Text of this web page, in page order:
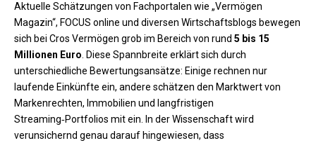
Aktuelle Schätzungen von Fachportalen wie „Vermögen
Magazin“, FOCUS online und diversen Wirtschaftsblogs bewegen
sich bei Cros Vermögen grob im Bereich von rund 5 bis 15
Millionen Euro . Diese Spannbreite erklärt sich durch
unterschiedliche Bewertungsansätze: Einige rechnen nur
laufende Einkünfte ein, andere schätzen den Marktwert von
Markenrechten, Immobilien und langfristigen
Streaming‑Portfolios mit ein. In der Wissenschaft wird
verunsichernd genau darauf hingewiesen, dass